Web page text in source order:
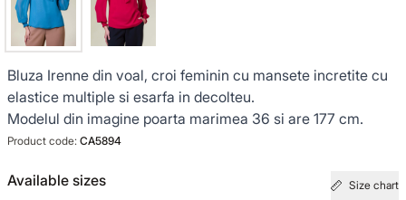
Bluza Irenne din voal, croi feminin cu mansete incretite cu
elastice multiple si esarfa in decolteu.
Modelul din imagine poarta marimea 36 si are 177 cm.
Product code: CA5894
Available sizes Size chart
NOUTĂȚI
PRODUSE DIN IN
GARDEROBA DE VACANTA
TOTUL DE LA -50%